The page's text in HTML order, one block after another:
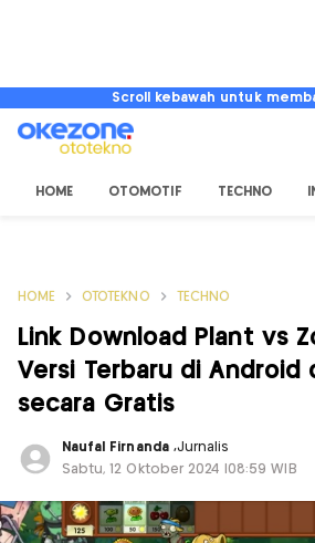
Scroll kebawah untuk
HOME OTOMOTIF TECHNO
HOME OTOTEKNO TECHNO
Link Download Plant vs
Versi Terbaru di Android
secara Gratis
Naufal Firnanda ,Jurnalis
Sabtu, 12 Oktober 2024 |08:59 WIB